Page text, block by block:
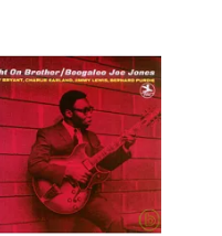
宅配(8)